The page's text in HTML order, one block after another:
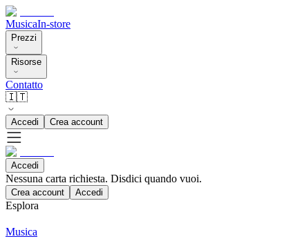
MusicaIn-store
Prezzi
Risorse
Contatto
🇮🇹
Accedi Crea account
Accedi
Nessuna carta richiesta. Disdici quando vuoi.
Crea account Accedi
Esplora
Musica